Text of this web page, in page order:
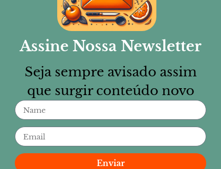
Assine Nossa Newsletter
Seja sempre avisado assim
que surgir conteúdo novo
Enviar